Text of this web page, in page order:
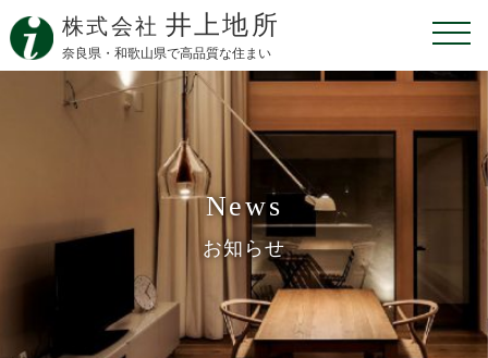
株式会社 井上地所
奈良県・和歌山県で高品質な住まい
News
お知らせ